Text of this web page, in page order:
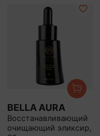
BELLA AURA
Восстанавливающий
очищающий эликсир,